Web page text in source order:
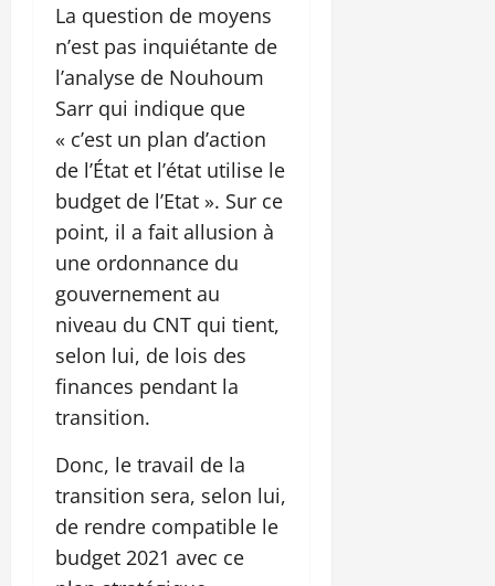
La question de moyens
n’est pas inquiétante de
l’analyse de Nouhoum
Sarr qui indique que
« c’est un plan d’action
de l’État et l’état utilise le
budget de l’Etat ». Sur ce
point, il a fait allusion à
une ordonnance du
gouvernement au
niveau du CNT qui tient,
selon lui, de lois des
finances pendant la
transition.
Donc, le travail de la
transition sera, selon lui,
de rendre compatible le
budget 2021 avec ce